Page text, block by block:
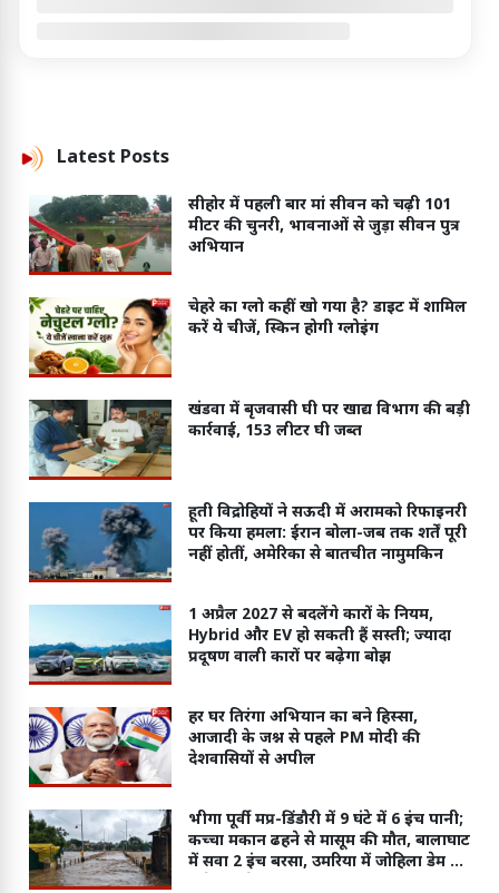
Latest Posts
सीहोर में पहली बार मां सीवन को चढ़ी 101
मीटर की चुनरी, भावनाओं से जुड़ा सीवन पुत्र
अभियान
चेहरे का ग्लो कहीं खो गया है? डाइट में शामिल
करें ये चीजें, स्किन होगी ग्लोइंग
खंडवा में बृजवासी घी पर खाद्य विभाग की बड़ी
कार्रवाई, 153 लीटर घी जब्त
हूती विद्रोहियों ने सऊदी में अरामको रिफाइनरी
पर किया हमला: ईरान बोला-जब तक शर्तें पूरी
नहीं होतीं, अमेरिका से बातचीत नामुमकिन
1 अप्रैल 2027 से बदलेंगे कारों के नियम,
Hybrid और EV हो सकती हैं सस्ती; ज्यादा
प्रदूषण वाली कारों पर बढ़ेगा बोझ
हर घर तिरंगा अभियान का बने हिस्सा,
आजादी के जश्न से पहले PM मोदी की
देशवासियों से अपील
भीगा पूर्वी मप्र-डिंडौरी में 9 घंटे में 6 इंच पानी;
कच्चा मकान ढहने से मासूम की मौत, बालाघाट
में सवा 2 इंच बरसा, उमरिया में जोहिला डेम के